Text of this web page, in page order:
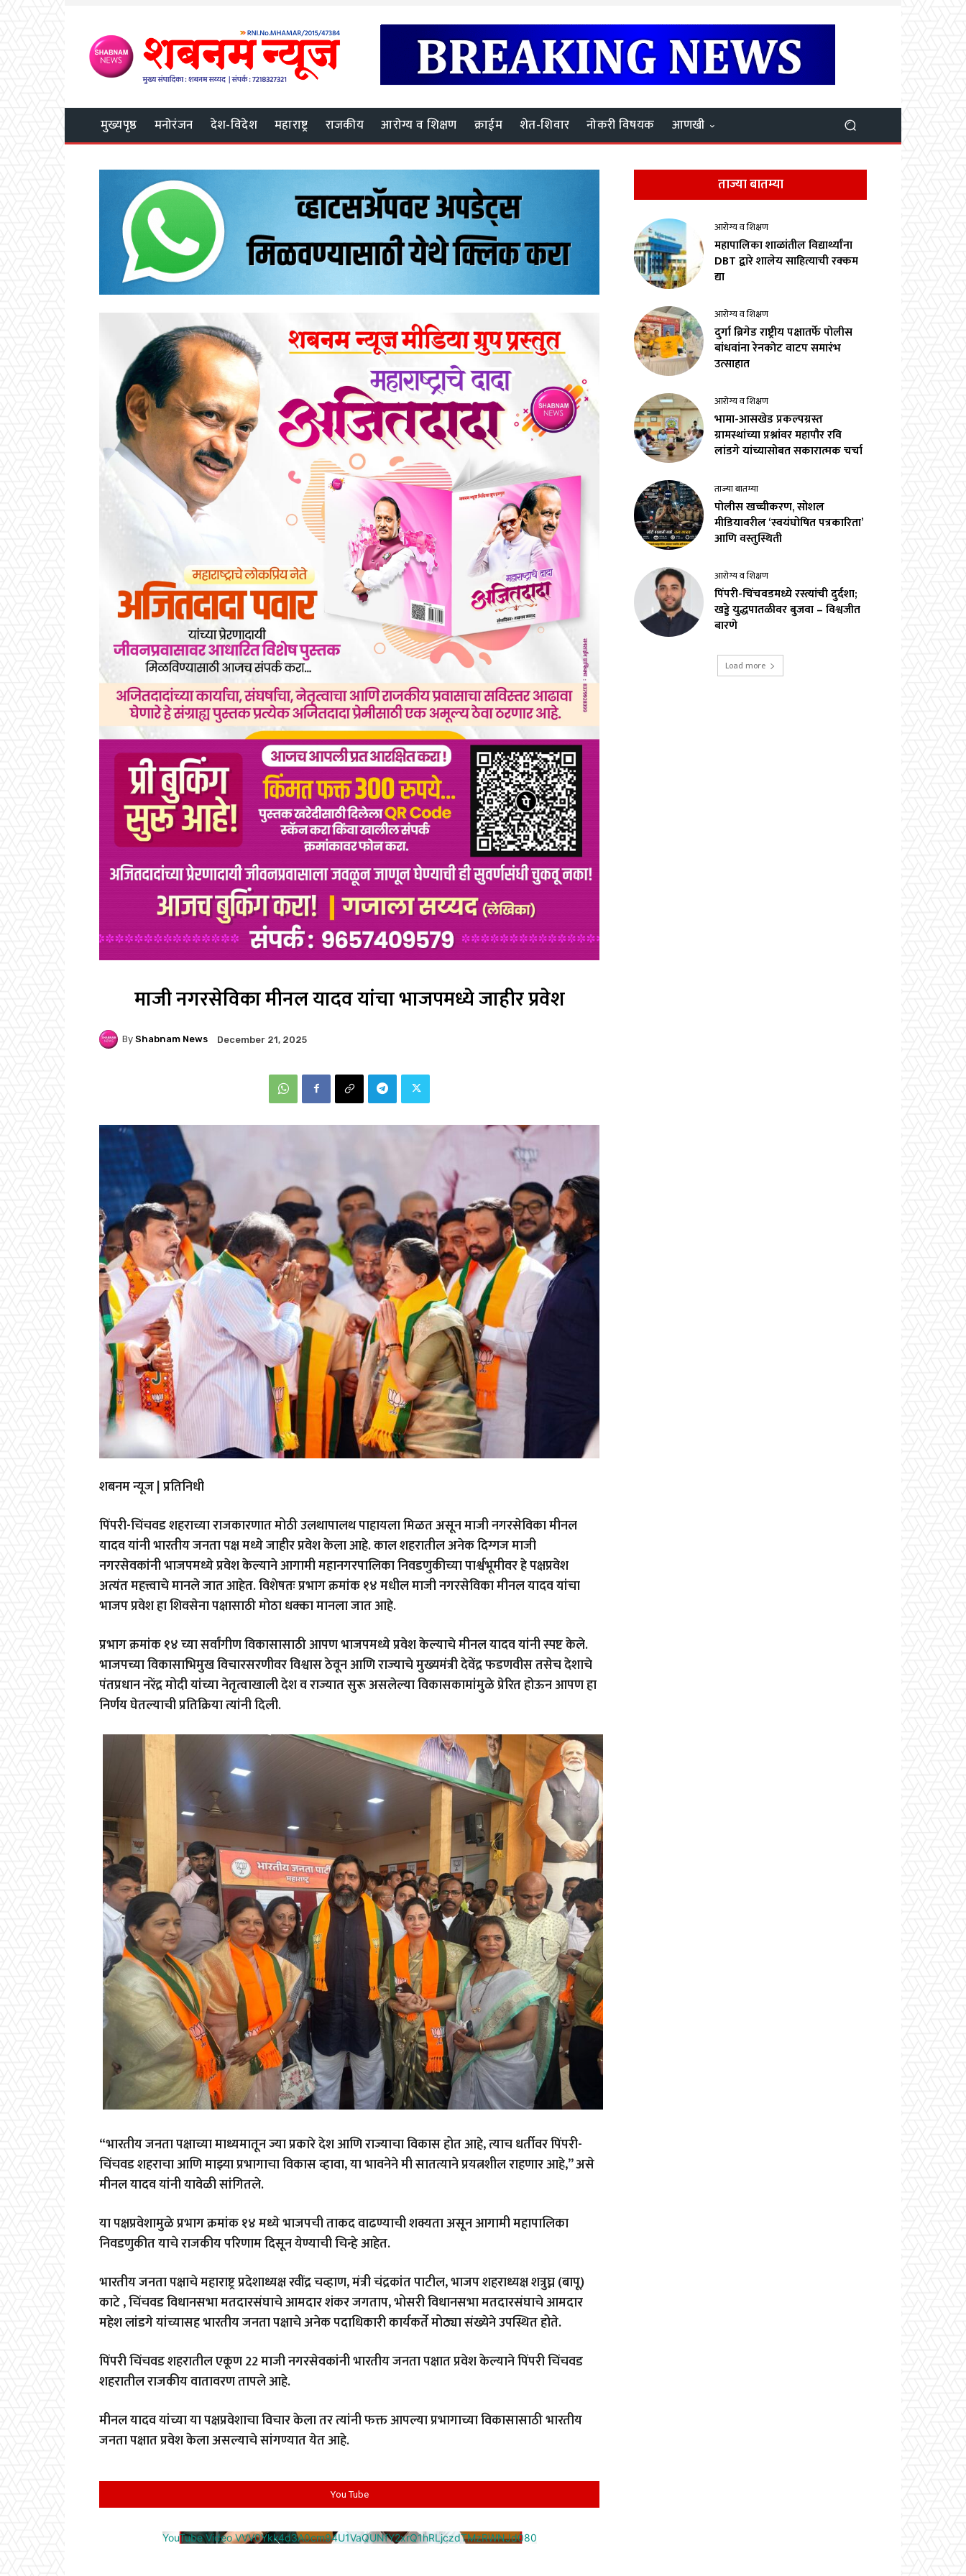
मुख्यपृष्ठ मनोरंजन देश-विदेश महाराष्ट्र राजकीय आरोग्य व शिक्षण क्राईम शेत-शिवार नोकरी विषयक आणखी
माजी नगरसेविका मीनल यादव यांचा भाजपमध्ये जाहीर प्रवेश
By Shabnam News December 21, 2025
शबनम न्यूज | प्रतिनिधी
पिंपरी-चिंचवड शहराच्या राजकारणात मोठी उलथापालथ पाहायला मिळत असून माजी नगरसेविका मीनल
यादव यांनी भारतीय जनता पक्ष मध्ये जाहीर प्रवेश केला आहे. काल शहरातील अनेक दिग्गज माजी
नगरसेवकांनी भाजपमध्ये प्रवेश केल्याने आगामी महानगरपालिका निवडणुकीच्या पार्श्वभूमीवर हे पक्षप्रवेश
अत्यंत महत्त्वाचे मानले जात आहेत. विशेषतः प्रभाग क्रमांक १४ मधील माजी नगरसेविका मीनल यादव यांचा
भाजप प्रवेश हा शिवसेना पक्षासाठी मोठा धक्का मानला जात आहे.
प्रभाग क्रमांक १४ च्या सर्वांगीण विकासासाठी आपण भाजपमध्ये प्रवेश केल्याचे मीनल यादव यांनी स्पष्ट केले.
भाजपच्या विकासाभिमुख विचारसरणीवर विश्वास ठेवून आणि राज्याचे मुख्यमंत्री देवेंद्र फडणवीस तसेच देशाचे
पंतप्रधान नरेंद्र मोदी यांच्या नेतृत्वाखाली देश व राज्यात सुरू असलेल्या विकासकामांमुळे प्रेरित होऊन आपण हा
निर्णय घेतल्याची प्रतिक्रिया त्यांनी दिली.
“भारतीय जनता पक्षाच्या माध्यमातून ज्या प्रकारे देश आणि राज्याचा विकास होत आहे, त्याच धर्तीवर पिंपरी-
चिंचवड शहराचा आणि माझ्या प्रभागाचा विकास व्हावा, या भावनेने मी सातत्याने प्रयत्नशील राहणार आहे,” असे
मीनल यादव यांनी यावेळी सांगितले.
या पक्षप्रवेशामुळे प्रभाग क्रमांक १४ मध्ये भाजपची ताकद वाढण्याची शक्यता असून आगामी महापालिका
निवडणुकीत याचे राजकीय परिणाम दिसून येण्याची चिन्हे आहेत.
भारतीय जनता पक्षाचे महाराष्ट्र प्रदेशाध्यक्ष रवींद्र चव्हाण, मंत्री चंद्रकांत पाटील, भाजप शहराध्यक्ष शत्रुघ्न (बापू)
काटे , चिंचवड विधानसभा मतदारसंघाचे आमदार शंकर जगताप, भोसरी विधानसभा मतदारसंघाचे आमदार
महेश लांडगे यांच्यासह भारतीय जनता पक्षाचे अनेक पदाधिकारी कार्यकर्ते मोठ्या संख्येने उपस्थित होते.
पिंपरी चिंचवड शहरातील एकूण 22 माजी नगरसेवकांनी भारतीय जनता पक्षात प्रवेश केल्याने पिंपरी चिंचवड
शहरातील राजकीय वातावरण तापले आहे.
मीनल यादव यांच्या या पक्षप्रवेशाचा विचार केला तर त्यांनी फक्त आपल्या प्रभागाच्या विकासासाठी भारतीय
जनता पक्षात प्रवेश केला असल्याचे सांगण्यात येत आहे.
You Tube
YouTube Video VVV0Ykk4d3A0cm94U1VaQUNfY2xrQ1hRLjczdTMzRWNJd080
ताज्या बातम्या
आरोग्य व शिक्षण
महापालिका शाळांतील विद्यार्थ्यांना
DBT द्वारे शालेय साहित्याची रक्कम
द्या
आरोग्य व शिक्षण
दुर्गा ब्रिगेड राष्ट्रीय पक्षातर्फे पोलीस
बांधवांना रेनकोट वाटप समारंभ
उत्साहात
आरोग्य व शिक्षण
भामा-आसखेड प्रकल्पग्रस्त
ग्रामस्थांच्या प्रश्नांवर महापौर रवि
लांडगे यांच्यासोबत सकारात्मक चर्चा
ताज्या बातम्या
पोलीस खच्चीकरण, सोशल
मीडियावरील ‘स्वयंघोषित पत्रकारिता’
आणि वस्तुस्थिती
आरोग्य व शिक्षण
पिंपरी-चिंचवडमध्ये रस्त्यांची दुर्दशा;
खड्डे युद्धपातळीवर बुजवा – विश्वजीत
बारणे
Load more